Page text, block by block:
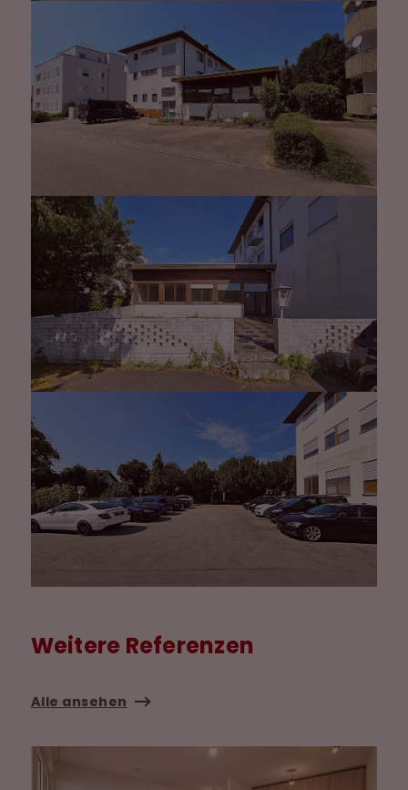
Weitere Referenzen
Alle ansehen